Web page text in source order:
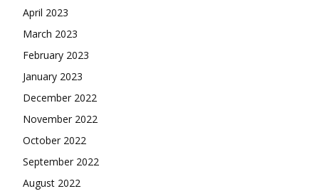
April 2023
March 2023
February 2023
January 2023
December 2022
November 2022
October 2022
September 2022
August 2022